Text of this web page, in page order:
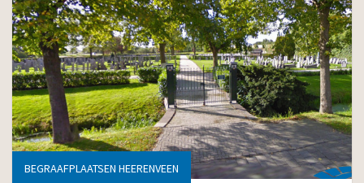
BEGRAAFPLAATSEN HEERENVEEN